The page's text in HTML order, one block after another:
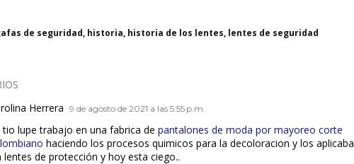
de seguridad historia historia de los lentes lentes de seguridad
Herrera
9 de agosto de 2021 a las 5:55 p.m.
tio lupe trabajo en una fabrica de pantalones de moda por mayoreo corte
haciendo los procesos quimicos para la decoloracion y los aplicaba
lentes de protección y hoy esta ciego..